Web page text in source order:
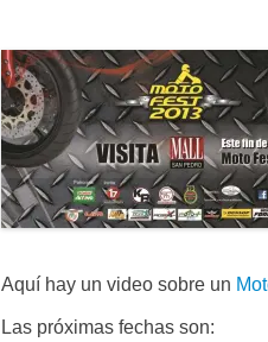
Aquí hay un video sobre un
Las próximas fechas son: